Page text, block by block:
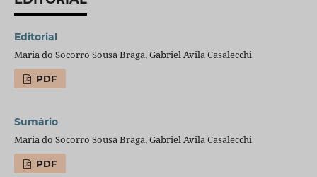
Editorial
Maria do Socorro Sousa Braga, Gabriel Avila Casalecchi
PDF
Sumário
Maria do Socorro Sousa Braga, Gabriel Avila Casalecchi
PDF